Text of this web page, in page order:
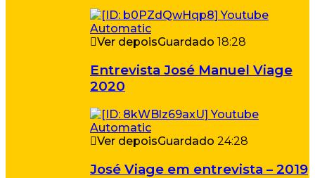
Ver depoisGuardado 18:28
Entrevista José Manuel Viage
2020
Ver depoisGuardado 24:28
José Viage em entrevista – 2019